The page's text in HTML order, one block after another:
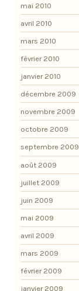
mai 2010
avril 2010
mars 2010
février 2010
janvier 2010
décembre 2009
novembre 2009
octobre 2009
septembre 2009
août 2009
juillet 2009
juin 2009
mai 2009
avril 2009
mars 2009
février 2009
janvier 2009